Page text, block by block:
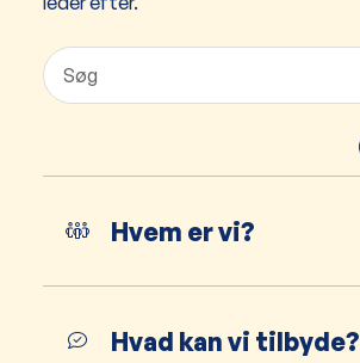
Hvem er vi?
Hvad kan vi tilbyde?